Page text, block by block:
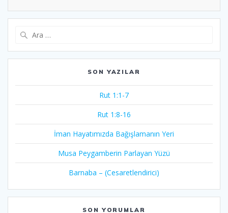
SON YAZILAR
Rut 1:1-7
Rut 1:8-16
İman Hayatımızda Bağışlamanın Yeri
Musa Peygamberin Parlayan Yüzü
Barnaba – (Cesaretlendirici)
SON YORUMLAR